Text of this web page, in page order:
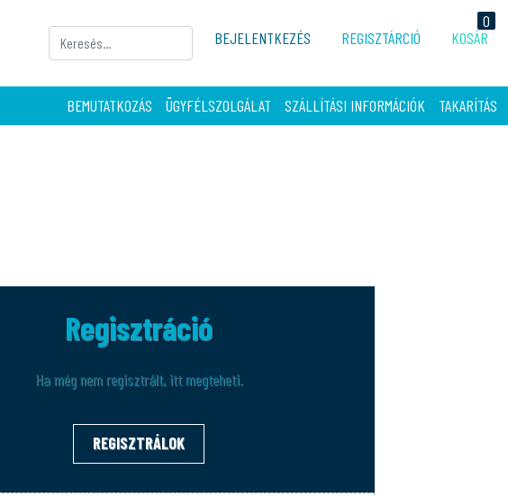
BEJELENTKEZÉS REGISZTÁRCIÓ KOSÁR
0
BEMUTATKOZÁS ÜGYFÉLSZOLGÁLAT SZÁLLÍTÁSI INFORMÁCIÓK TAKARÍTÁS
Regisztráció
Ha még nem regisztrált, itt megteheti.
REGISZTRÁLOK